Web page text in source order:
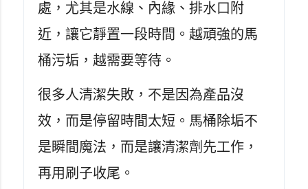
處，尤其是水線、內緣、排水口附
近，讓它靜置一段時間。越頑強的馬
桶污垢，越需要等待。
很多人清潔失敗，不是因為產品沒
效，而是停留時間太短。馬桶除垢不
是瞬間魔法，而是讓清潔劑先工作，
再用刷子收尾。